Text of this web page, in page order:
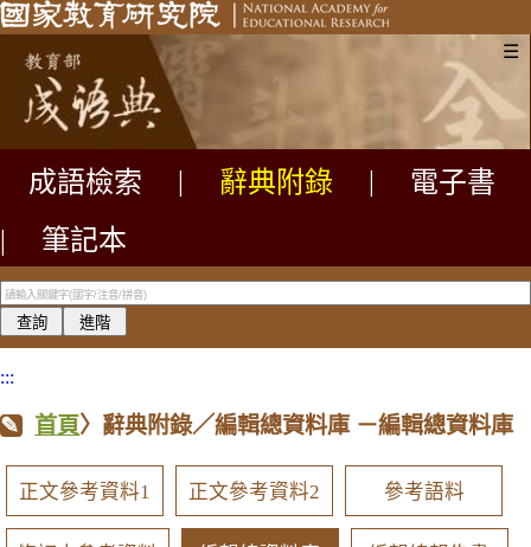
☰
成語檢索 辭典附錄
電子書
|
筆記本
:::
首頁〉辭典附錄／編輯總資料庫 －編輯總資料庫
正文參考資料1 正文參考資料2 參考語料